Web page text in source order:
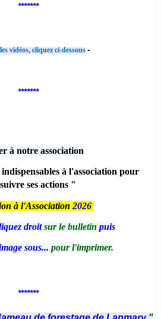
*******
vidéos, cliquez ci-dessous -
*******
à notre association
à l'association pour
ses actions "
à l'Association 2026
droitsur le bulletin puis
sous... pour l'imprimer.
*******